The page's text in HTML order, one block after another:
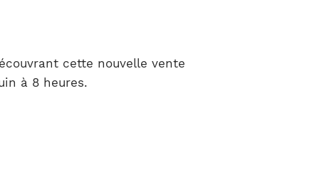
cette nouvelle vente
à 8 heures.